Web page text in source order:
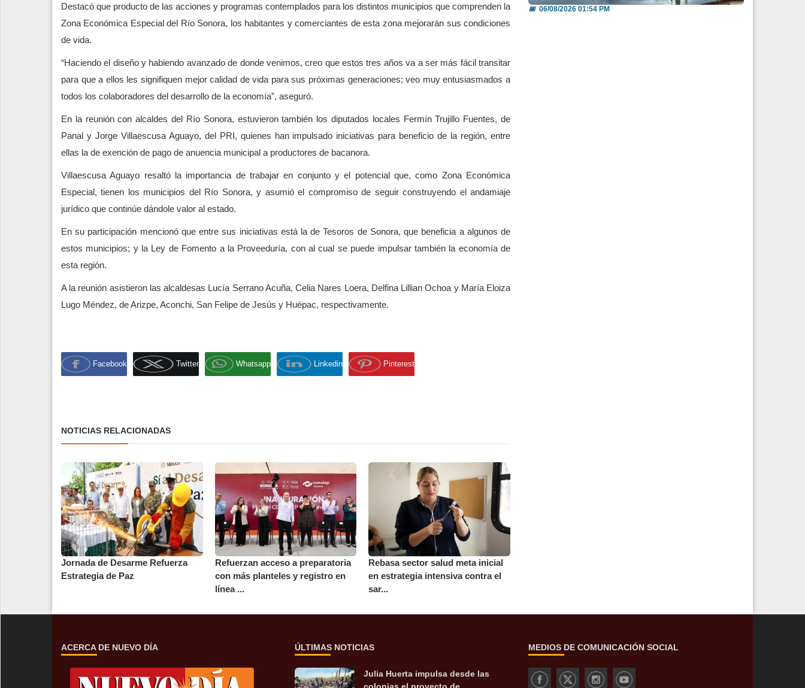
Destacó que producto de las acciones y programas contemplados para los distintos municipios que comprenden la
Zona Económica Especial del Río Sonora, los habitantes y comerciantes de esta zona mejorarán sus condiciones
de vida.
“Haciendo el diseño y habiendo avanzado de donde venimos, creo que estos tres años va a ser más fácil transitar
para que a ellos les signifiquen mejor calidad de vida para sus próximas generaciones; veo muy entusiasmados a
todos los colaboradores del desarrollo de la economía”, aseguró.
En la reunión con alcaldes del Río Sonora, estuvieron también los diputados locales Fermín Trujillo Fuentes, de
Panal y Jorge Villaescusa Aguayo, del PRI, quienes han impulsado iniciativas para beneficio de la región, entre
ellas la de exención de pago de anuencia municipal a productores de bacanora.
Villaescusa Aguayo resaltó la importancia de trabajar en conjunto y el potencial que, como Zona Económica
Especial, tienen los municipios del Río Sonora, y asumió el compromiso de seguir construyendo el andamiaje
jurídico que continúe dándole valor al estado.
En su participación mencionó que entre sus iniciativas está la de Tesoros de Sonora, que beneficia a algunos de
estos municipios; y la Ley de Fomento a la Proveeduría, con al cual se puede impulsar también la economía de
esta región.
A la reunión asistieron las alcaldesas Lucía Serrano Acuña, Celia Nares Loera, Delfina Lillian Ochoa y María Eloiza
Lugo Méndez, de Arizpe, Aconchi, San Felipe de Jesús y Huépac, respectivamente.
Facebook Twitter Whatsapp Linkedin Pinterest
NOTICIAS RELACIONADAS
Jornada de Desarme Refuerza
Estrategia de Paz
Refuerzan acceso a preparatoria
con más planteles y registro en
línea ...
Rebasa sector salud meta inicial
en estrategia intensiva contra el
sar...
📅06/08/2026 01:54 PM
ACERCA DE NUEVO DÍA ÚLTIMAS NOTICIAS
Julia Huerta impulsa desde las
MEDIOS DE COMUNICACIÓN SOCIAL